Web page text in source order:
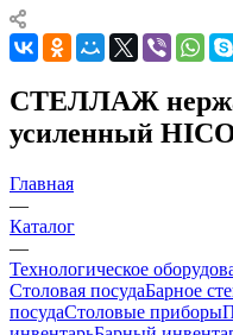
СТЕЛЛАЖ
усиленный
Главная
—
Каталог
—
Технологическое
Столовая посудаБарное
посудаСтоловые приборы